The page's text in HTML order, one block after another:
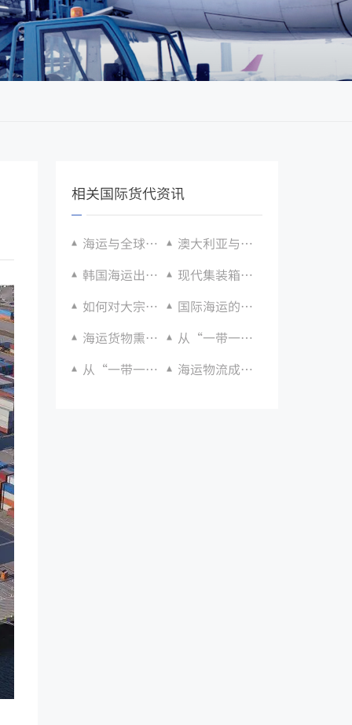
相关国际货代资讯
海运与全球化趋势
澳大利亚与中国签署自贸协定升级，双方货物贸易将更加便捷
韩国海运出口退税政策更新：适用品类与申请流程
现代集装箱海运的起源与发展
如何对大宗货物进行拼箱运输？
国际海运的重要性和作用
海运货物熏蒸处理流程：适用货物与证书要求
从“一带一路”看国际海运的安全合规问题
从“一带一路”看国际海运的安全合规问题
海运物流成为世界经济发展的重要力量